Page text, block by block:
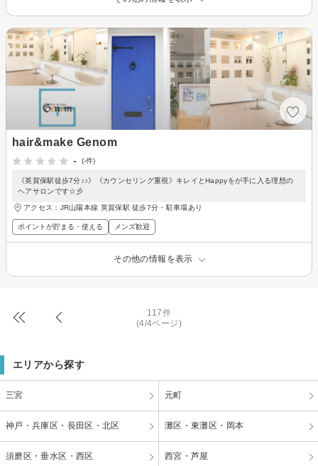
hair&make Genom
-
(-件)
《英賀保駅徒歩7分♪♪》《カウンセリング重視》キレイとHappyをが手に入る理想の
ヘアサロンです☆彡
アクセス：JR山陽本線 英賀保駅 徒歩7分・駐車場あり
ポイントが貯まる・使える メンズ歓迎
その他の情報を表示
117件
(4/4ページ)
エリアから探す
三宮 元町
神戸・兵庫区・長田区・北区 灘区・東灘区・岡本
須磨区・垂水区・西区 西宮・芦屋